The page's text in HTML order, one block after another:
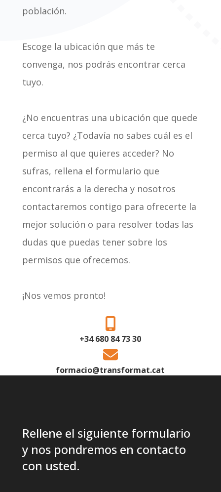
población.
Escoge la ubicación que más te
convenga, nos podrás encontrar cerca
tuyo.
¿No encuentras una ubicación que quede
cerca tuyo? ¿Todavía no sabes cuál es el
permiso al que quieres acceder? No
sufras, rellena el formulario que
encontrarás a la derecha y nosotros
contactaremos contigo para ofrecerte la
mejor solución o para resolver todas las
dudas que puedas tener sobre los
permisos que ofrecemos.
¡Nos vemos pronto!
+34 680 84 73 30
formacio@transformat.cat
Rellene el siguiente formulario
y nos pondremos en contacto
con usted.